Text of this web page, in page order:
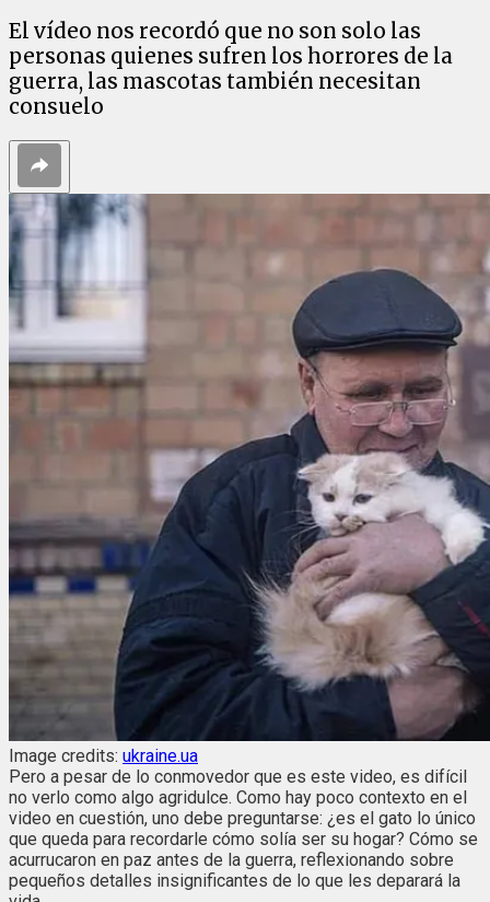
El vídeo nos recordó que no son solo las
personas quienes sufren los horrores de la
guerra, las mascotas también necesitan
consuelo
Image credits: ukraine.ua
Pero a pesar de lo conmovedor que es este video, es difícil
no verlo como algo agridulce. Como hay poco contexto en el
video en cuestión, uno debe preguntarse: ¿es el gato lo único
que queda para recordarle cómo solía ser su hogar? Cómo se
acurrucaron en paz antes de la guerra, reflexionando sobre
pequeños detalles insignificantes de lo que les deparará la